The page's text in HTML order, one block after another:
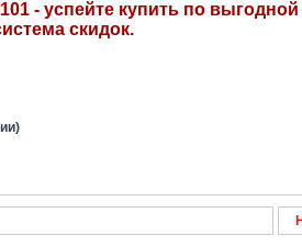
- успейте купить по выгодной
скидок.